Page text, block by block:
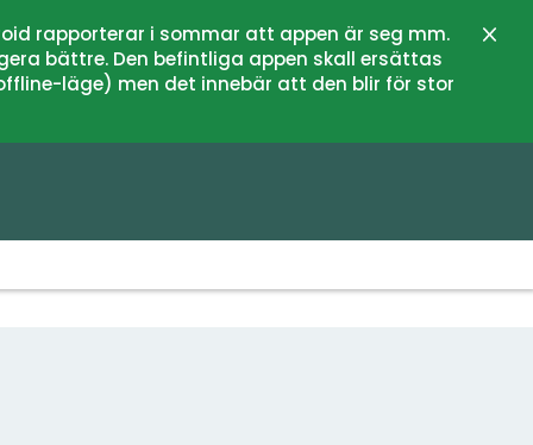
rapporterar i sommar att appen är seg mm.
bättre. Den befintliga appen skall ersättas
läge) men det innebär att den blir för stor